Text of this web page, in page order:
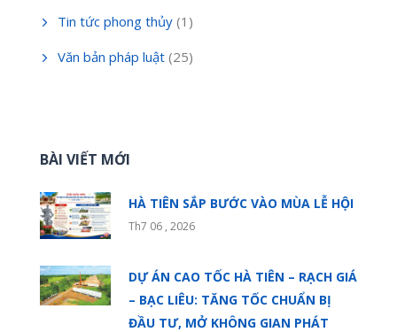
Tin tức phong thủy (1)
Văn bản pháp luật (25)
BÀI VIẾT MỚI
HÀ TIÊN SẮP BƯỚC VÀO MÙA LỄ HỘI
Th7 06 , 2026
DỰ ÁN CAO TỐC HÀ TIÊN – RẠCH GIÁ
– BẠC LIÊU: TĂNG TỐC CHUẨN BỊ
ĐẦU TƯ, MỞ KHÔNG GIAN PHÁT